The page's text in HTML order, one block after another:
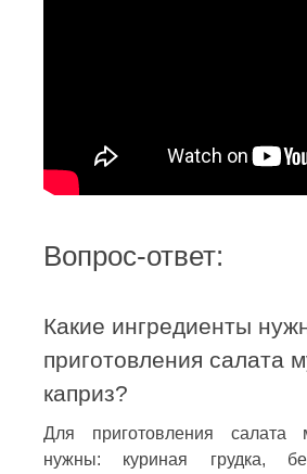
Вопрос-ответ:
Какие ингредиенты
приготовления салата
каприз?
Для приготовления салата
нужны: куриная грудка,